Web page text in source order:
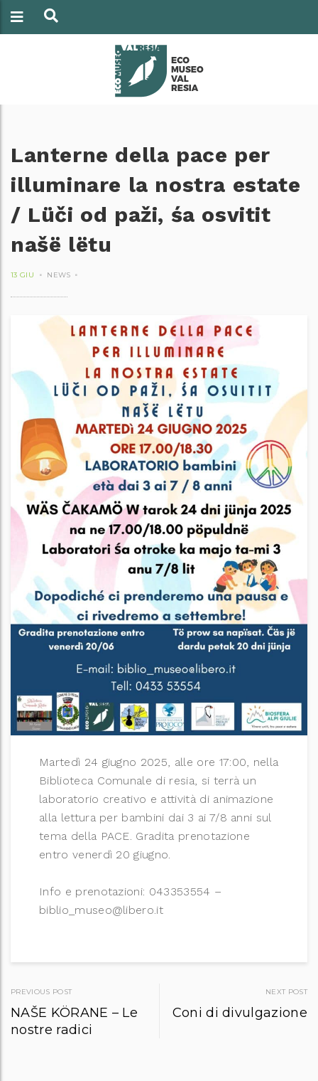
Lanterne della pace per
illuminare la nostra estate
/ Lüči od paži, śa osvitit
našë lëtu
13 GIU NEWS
Martedì 24 giugno 2025, alle ore 17:00, nella
Biblioteca Comunale di resia, si terrà un
laboratorio creativo e attività di animazione
alla lettura per bambini dai 3 ai 7/8 anni sul
tema della PACE. Gradita prenotazione
entro venerdì 20 giugno.
Info e prenotazioni: 043353554 –
biblio_museo@libero.it
Post
navigation
PREVIOUS POST
NAŠE KÖRANE – Le
nostre radici
NEXT POST
Coni di divulgazione